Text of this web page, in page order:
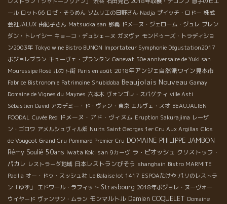
ール ロット66 ロゼ・そうめん ソムリエの日野さん Nadja プイッチ・ロドー 株式
会社JALUX 由紀子さん Matsuoka san 那覇 ドメーヌ・ジェローム・ジュレ ブレン
ダン・トレイシー キョーコ・デュシェーヌ ガヌヴァ モンドゥーズ・トラディショ
ン2003年 Tokyo wine Bistro BUNON Importateur Symphonie Dégustation2017
ボジョレブラン キューヴェ・プランタン Ganevat 50e anniversaire de Yuki san
Mouressipe Rosé ルカト街 Paris en août 2018年アンジェ自然派ワイン見本市
Fabrice Bistronomie Patrimoine Shubidoba Beaujolais Nouveau Gamay
Domaine de Vignes du Maynes 六本木 ヴォンゴレ・スパゲティ ville Asti
Sébastien David アカデミー・ド・ヴァン・東京 エルヴェ・スオ BEAUJALIEN
FOODAL Cuvée Red ドメーヌ・アド・ヴィヌム Eruption Sakurajima レーザ
ン・ゴロワ アメルシュヴィル畑 Nuits Saint Georges 1er Cru Aux Argillas Clos
de Vougeot Grand Cru Pommard Premier Cru DOMAINE PHILIPPE JAMBON
Rémy Soulié 50ans Iwata Koki san 9カーヴ ラ・ピオッシュ クリストッフ・
パカレ レストラーダ地域 日本レストランびそう shanghain Bistro MARMITE
Paellia オー・ドゥ・スッシュ社 Le Balaise lot 1417 ESPOAたけや パリのレストラ
ン「ゆず」
エドワール・ラフィット Strasbourg 2018年ボジョレ・ヌーヴォー
ウイヤード ヴァンサン・ムラン モンマルトル Damien COQUELET Domaine